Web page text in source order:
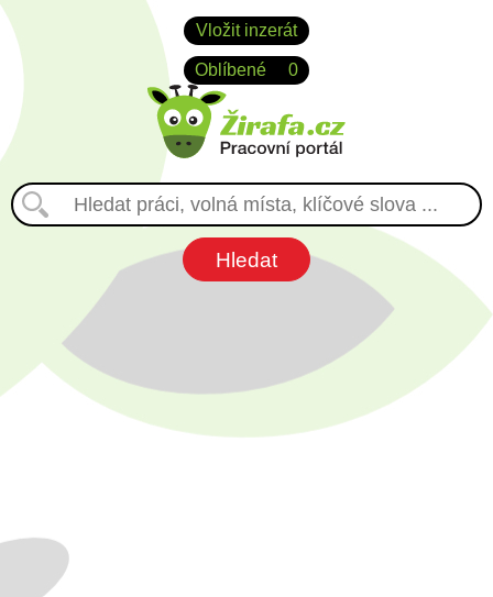
Vložit inzerát
Oblíbené 0